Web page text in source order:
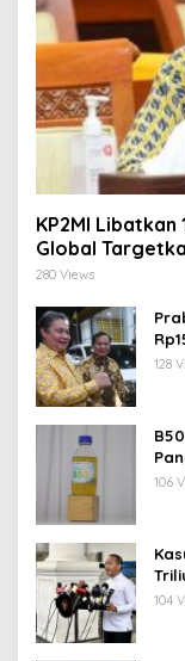
KP2MI Libatkan
Global
280 Views
30-
128
106
104